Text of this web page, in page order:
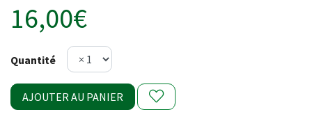
16,00€
Quantité
AJOUTER AU PANIER